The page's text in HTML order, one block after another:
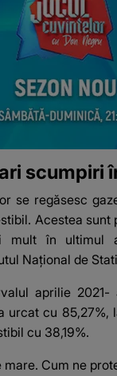
scumpiri
se regăsesc
Acestea sunt
mult în ultimul
Național de
aprilie 2021-
urcat cu 85,27%,
cu 38,19%.
mare. Cum ne